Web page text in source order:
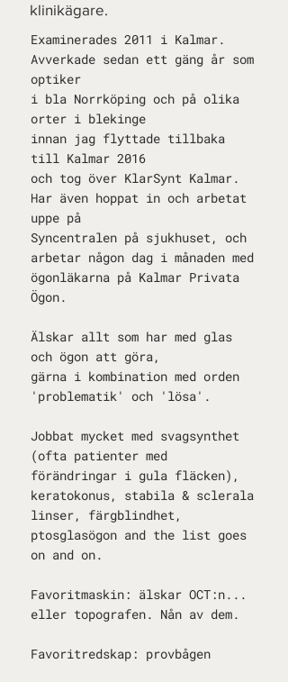
klinikägare.
Examinerades 2011 i Kalmar.
Avverkade sedan ett gäng år som
optiker
i bla Norrköping och på olika
orter i blekinge
innan jag flyttade tillbaka
till Kalmar 2016
och tog över KlarSynt Kalmar.
Har även hoppat in och arbetat
uppe på
Syncentralen på sjukhuset, och
arbetar någon dag i månaden med
ögonläkarna på Kalmar Privata
Ögon.
Älskar allt som har med glas
och ögon att göra,
gärna i kombination med orden
'problematik' och 'lösa'.
Jobbat mycket med svagsynthet
(ofta patienter med
förändringar i gula fläcken),
keratokonus, stabila & sclerala
linser, färgblindhet,
ptosglasögon and the list goes
on and on.
Favoritmaskin: älskar OCT:n...
eller topografen. Nån av dem.
Favoritredskap: provbågen